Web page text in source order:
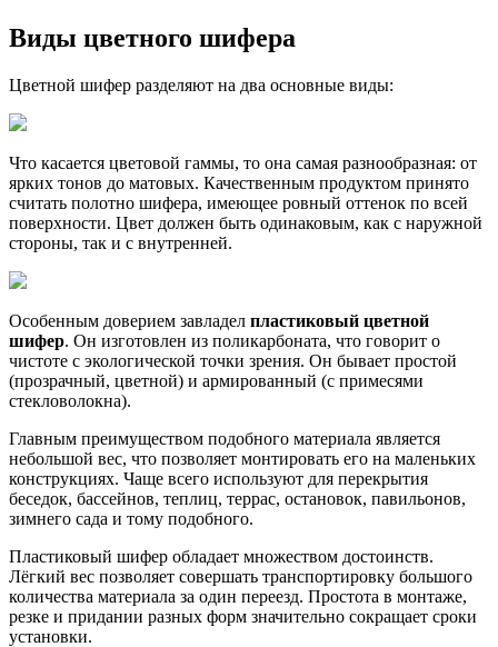
Виды цветного шифера
Цветной шифер разделяют на два основные виды:
Что касается цветовой гаммы, то она самая разнообразная: от
ярких тонов до матовых. Качественным продуктом принято
считать полотно шифера, имеющее ровный оттенок по всей
поверхности. Цвет должен быть одинаковым, как с наружной
стороны, так и с внутренней.
Особенным доверием завладел пластиковый цветной
шифер. Он изготовлен из поликарбоната, что говорит о
чистоте с экологической точки зрения. Он бывает простой
(прозрачный, цветной) и армированный (с примесями
стекловолокна).
Главным преимуществом подобного материала является
небольшой вес, что позволяет монтировать его на маленьких
конструкциях. Чаще всего используют для перекрытия
беседок, бассейнов, теплиц, террас, остановок, павильонов,
зимнего сада и тому подобного.
Пластиковый шифер обладает множеством достоинств.
Лёгкий вес позволяет совершать транспортировку большого
количества материала за один переезд. Простота в монтаже,
резке и придании разных форм значительно сокращает сроки
установки.